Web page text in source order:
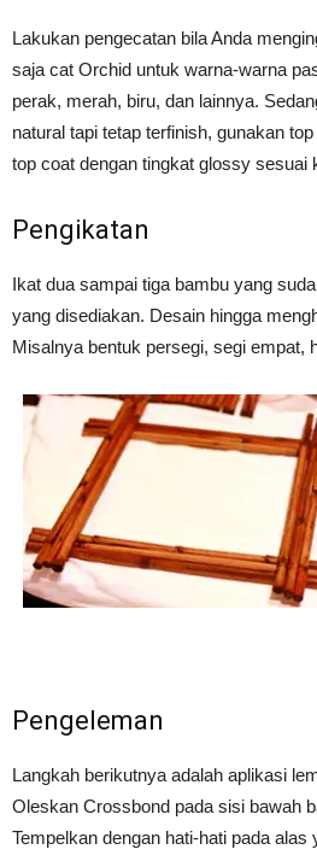
Lakukan pengecatan bila Anda
saja cat Orchid untuk warna-warna
perak, merah, biru, dan lainnya.
natural tapi tetap terfinish, gunakan
top coat dengan tingkat glossy sesuai
Pengikatan
Ikat dua sampai tiga bambu yang
yang disediakan. Desain hingga
Misalnya bentuk persegi, segi empat,
Pengeleman
Langkah berikutnya adalah aplikasi
Oleskan Crossbond pada sisi bawah
Tempelkan dengan hati-hati pada